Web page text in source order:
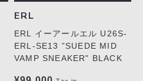
ERL
ERL イーアールエル U26S-
ERL-SE13 ”SUEDE MID
VAMP SNEAKER" BLACK